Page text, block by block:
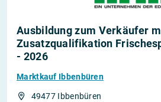
Ausbildung zum Verkäufer
Zusatzqualifikation
- 2026
Marktkauf Ibbenbüren
49477 Ibbenbüren